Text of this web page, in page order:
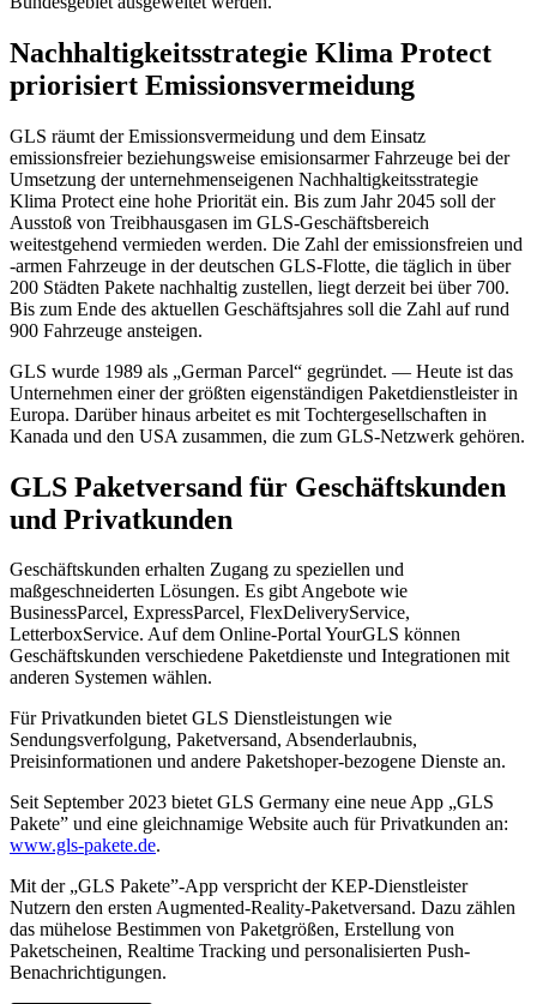
Nachhaltigkeitsstrategie Klima Protect
priorisiert Emissionsvermeidung
GLS räumt der Emissionsvermeidung und dem Einsatz
emissionsfreier beziehungsweise emisionsarmer Fahrzeuge bei der
Umsetzung der unternehmenseigenen Nachhaltigkeitsstrategie
Klima Protect eine hohe Priorität ein. Bis zum Jahr 2045 soll der
Ausstoß von Treibhausgasen im GLS-Geschäftsbereich
weitestgehend vermieden werden. Die Zahl der emissionsfreien und
-armen Fahrzeuge in der deutschen GLS-Flotte, die täglich in über
200 Städten Pakete nachhaltig zustellen, liegt derzeit bei über 700.
Bis zum Ende des aktuellen Geschäftsjahres soll die Zahl auf rund
900 Fahrzeuge ansteigen.
GLS wurde 1989 als „German Parcel“ gegründet. — Heute ist das
Unternehmen einer der größten eigenständigen Paketdienstleister in
Europa. Darüber hinaus arbeitet es mit Tochtergesellschaften in
Kanada und den USA zusammen, die zum GLS-Netzwerk gehören.
GLS Paketversand für Geschäftskunden
und Privatkunden
Geschäftskunden erhalten Zugang zu speziellen und
maßgeschneiderten Lösungen. Es gibt Angebote wie
BusinessParcel, ExpressParcel, FlexDeliveryService,
LetterboxService. Auf dem Online-Portal YourGLS können
Geschäftskunden verschiedene Paketdienste und Integrationen mit
anderen Systemen wählen.
Für Privatkunden bietet GLS Dienstleistungen wie
Sendungsverfolgung, Paketversand, Absenderlaubnis,
Preisinformationen und andere Paketshoper-bezogene Dienste an.
Seit September 2023 bietet GLS Germany eine neue App „GLS
Pakete” und eine gleichnamige Website auch für Privatkunden an:
www.gls-pakete.de.
Mit der „GLS Pakete”-App verspricht der KEP-Dienstleister
Nutzern den ersten Augmented-Reality-Paketversand. Dazu zählen
das mühelose Bestimmen von Paketgrößen, Erstellung von
Paketscheinen, Realtime Tracking und personalisierten Push-
Benachrichtigungen.